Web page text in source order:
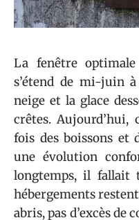
La fenêtre optimale
s’étend de mi-juin
neige et la glace
crêtes. Aujourd’hui,
fois des boissons et
une évolution
longtemps, il fallait
hébergements
abris, pas d’excès de